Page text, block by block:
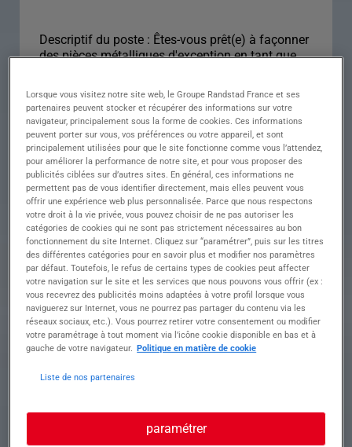
Descriptif du poste : Êtes-vous prêt(e) à façonner
des pièces métalliques d'exception en tant que
Rejoignez notre client pour participer à la
fabrication de pièces métalliques de précision
avec des technologies de pointe
• Régler les machines et paramètres d'usinage
pour garantir une production conforme
• Réaliser des opérations de tournage selon des
programmes prédéfinis
• Contrôler visuellement et dimensionnellement
les pièces produites pour confirmer leur
conformité
• Détecter et résoudre les anomalies et
dysfonctionnements durant la fabrication
• Effectuer l'entretien et la maintenance de
premier niveau des équipements et outillages
Profil recherché
Formation et expérience Recherchons
tourneur(se) fraiseur(se) confirmé(e) avec 3-5
Lorsque vous visitez notre site web, le Groupe Randstad France et ses
partenaires peuvent stocker et récupérer des informations sur votre
navigateur, principalement sous la forme de cookies. Ces informations
peuvent porter sur vous, vos préférences ou votre appareil, et sont
principalement utilisées pour que le site fonctionne comme vous l’attendez,
pour améliorer la performance de notre site, et pour vous proposer des
publicités ciblées sur d’autres sites. En général, ces informations ne
permettent pas de vous identifier directement, mais elles peuvent vous
offrir une expérience web plus personnalisée. Parce que nous respectons
votre droit à la vie privée, vous pouvez choisir de ne pas autoriser les
catégories de cookies qui ne sont pas strictement nécessaires au bon
fonctionnement du site Internet. Cliquez sur “paramétrer”, puis sur les titres
des différentes catégories pour en savoir plus et modifier nos paramètres
par défaut. Toutefois, le refus de certains types de cookies peut affecter
votre navigation sur le site et les services que nous pouvons vous offrir (ex :
vous recevrez des publicités moins adaptées à votre profil lorsque vous
naviguerez sur Internet, vous ne pourrez pas partager du contenu via les
réseaux sociaux, etc.). Vous pourrez retirer votre consentement ou modifier
votre paramétrage à tout moment via l’icône cookie disponible en bas et à
gauche de votre navigateur. Politique en matière de cookie
Liste de nos partenaires
paramétrer